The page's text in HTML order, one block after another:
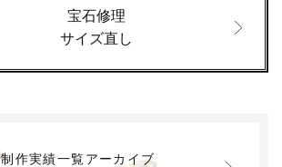
宝石修理
サイズ直し
制作実績一覧アーカイブ